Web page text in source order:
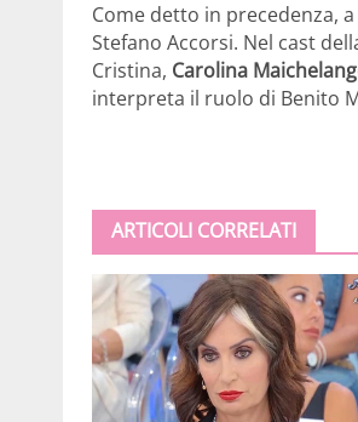
Come detto in precedenza,
Stefano Accorsi. Nel cast
Cristina, Carolina
interpreta il ruolo di Benito
ARTICOLI CORRELATI